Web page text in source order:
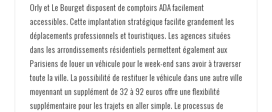
Orly et Le Bourget disposent de comptoirs ADA facilement
accessibles. Cette implantation stratégique facilite grandement les
déplacements professionnels et touristiques. Les agences situées
dans les arrondissements résidentiels permettent également aux
Parisiens de louer un véhicule pour le week-end sans avoir à traverser
toute la ville. La possibilité de restituer le véhicule dans une autre ville
moyennant un supplément de 32 à 92 euros offre une flexibilité
supplémentaire pour les trajets en aller simple. Le processus de